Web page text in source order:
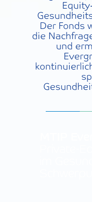
Der Fonds
die
und